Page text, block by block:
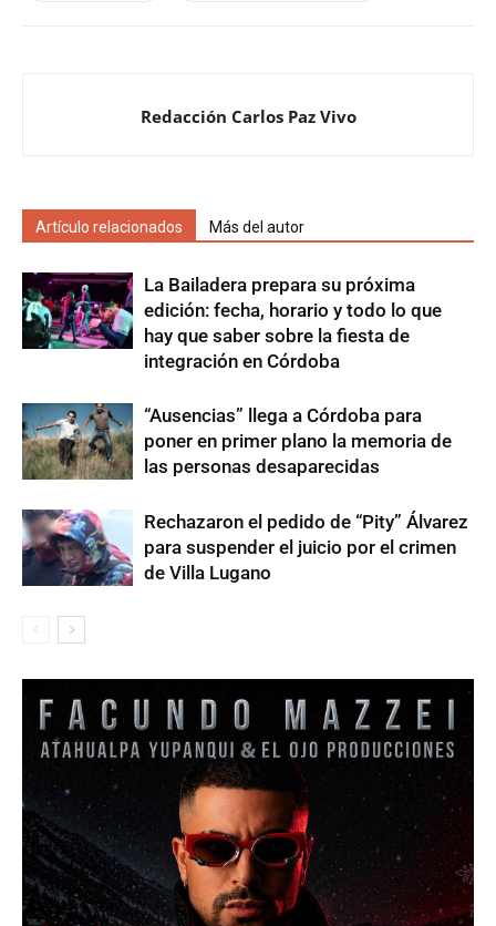
Redacción Carlos Paz Vivo
Artículo relacionados Más del autor
La Bailadera prepara su próxima
edición: fecha, horario y todo lo que
hay que saber sobre la fiesta de
integración en Córdoba
“Ausencias” llega a Córdoba para
poner en primer plano la memoria de
las personas desaparecidas
Rechazaron el pedido de “Pity” Álvarez
para suspender el juicio por el crimen
de Villa Lugano